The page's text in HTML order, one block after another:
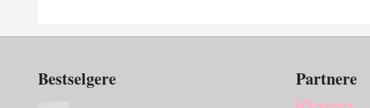
Bestselgere Partnere